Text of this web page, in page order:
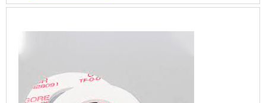
profissionais especializados da
vedação.MAIS INFORMAÇÕES SOBRE
AS JUNTAS DE VEDAÇÃO EM PTFEA